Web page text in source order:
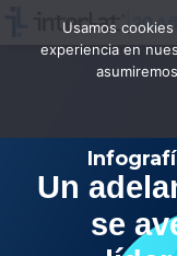
Un
se
Usamos
experiencia en